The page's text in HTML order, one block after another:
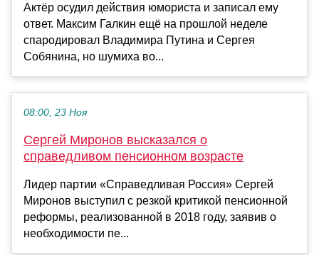
Актёр осудил действия юмориста и записал ему
ответ. Максим Галкин ещё на прошлой неделе
спародировал Владимира Путина и Сергея
Собянина, но шумиха во...
08:00, 23 Ноя
Сергей Миронов высказался о
справедливом пенсионном возрасте
Лидер партии «Справедливая Россия» Сергей
Миронов выступил с резкой критикой пенсионной
реформы, реализованной в 2018 году, заявив о
необходимости пе...